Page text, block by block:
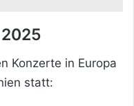
Konzerte in Europa
statt: